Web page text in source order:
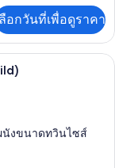
อกวันที่เพื่อดูราคา
, Wi-Fi, ตกแต่งพิเศษโด
ผนังขนาดทวินไซส์